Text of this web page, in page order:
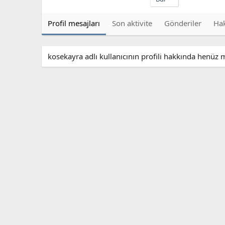
Profil mesajları Son aktivite Gönderiler
kosekayra adlı kullanıcının profili hakkında henüz